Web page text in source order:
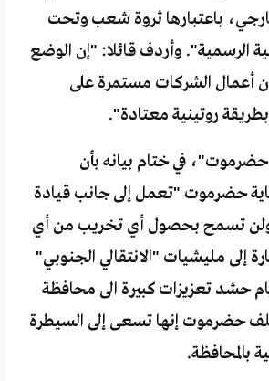
باعتبارها ثروة شعب وتحت
الرسمية". وأردف قائلا: "إن الوضع
أعمال الشركات مستمرة على
روتينية معتادة".
في ختام بيانه بأن
حضرموت "تعمل إلى جانب قيادة
ولن تسمح بحصول أي تخريب من أي
إلى مليشيات "الانتقالي الجنوبي"
حشد تعزيزات كبيرة الى محافظة
حضرموت إنها تسعى إلى السيطرة
بالمحافظة.